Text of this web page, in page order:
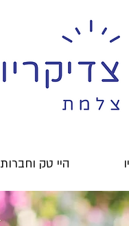
היי טק וחברות